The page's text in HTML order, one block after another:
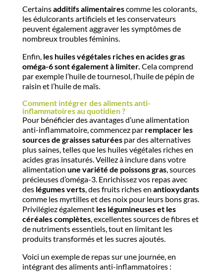
Certainsadditifs alimentairescomme les colorants,
les édulcorants artificiels et les conservateurs
peuvent également aggraver les symptômes de
nombreux troubles féminins.
Enfin, les huiles végétales riches en acides gras
oméga-6 sont également à limiter. Cela comprend
par exemple l’huile de tournesol, l’huile de pépin de
raisin et l’huile de maïs.
Comment intégrer des aliments anti-
inflammatoires au quotidien ?
Pour bénéficier des avantages d’une alimentation
anti-inflammatoire, commencez par remplacer les
sources de graisses saturéespar des alternatives
plus saines, telles que les huiles végétales riches en
acides gras insaturés. Veillez à inclure dans votre
alimentation une variété de poissons gras, sources
précieuses d’oméga-3. Enrichissez vos repas avec
des légumes verts, des fruits riches en antioxydants
comme les myrtilles et des noix pour leurs bons gras.
Privilégiez également les légumineuses et les
céréales complètes, excellentes sources de fibres et
de nutriments essentiels, tout en limitant les
produits transformés et les sucres ajoutés.
Voici un exemple de repas sur une journée, en
intégrant des aliments anti-inflammatoires :